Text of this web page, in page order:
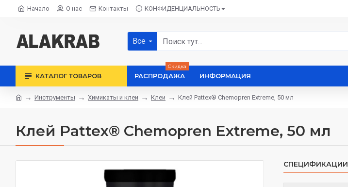
Начало О нас Контакты КОНФИДЕНЦИАЛЬНОСТЬ
Все
КАТАЛОГ ТОВАРОВ РАСПРОДАЖА
Скидка
ИНФОРМАЦИЯ
Инструменты Химикаты и клеи Клеи Клей Pattex® Chemopren Extreme, 50 мл
Клей Pattex® Chemopren Extreme, 50 мл
СПЕЦИФИКАЦИИ